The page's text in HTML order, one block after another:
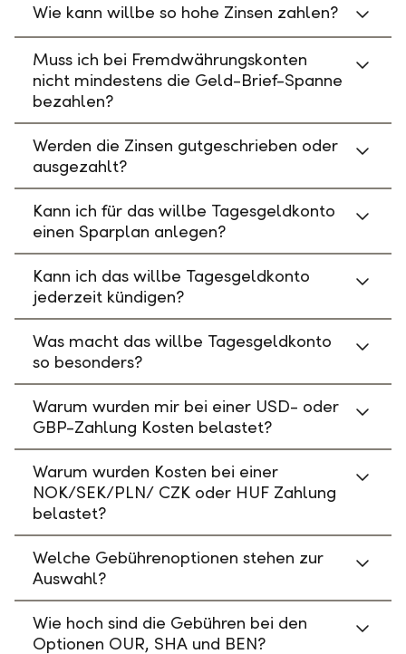
Wie kann willbe so hohe Zinsen zahlen?
Muss ich bei Fremdwährungskonten
nicht mindestens die Geld-Brief-Spanne
bezahlen?
Werden die Zinsen gutgeschrieben oder
ausgezahlt?
Kann ich für das willbe Tagesgeldkonto
einen Sparplan anlegen?
Kann ich das willbe Tagesgeldkonto
jederzeit kündigen?
Was macht das willbe Tagesgeldkonto
so besonders?
Warum wurden mir bei einer USD- oder
GBP-Zahlung Kosten belastet?
Warum wurden Kosten bei einer
NOK/SEK/PLN/ CZK oder HUF Zahlung
belastet?
Welche Gebührenoptionen stehen zur
Auswahl?
Wie hoch sind die Gebühren bei den
Optionen OUR, SHA und BEN?